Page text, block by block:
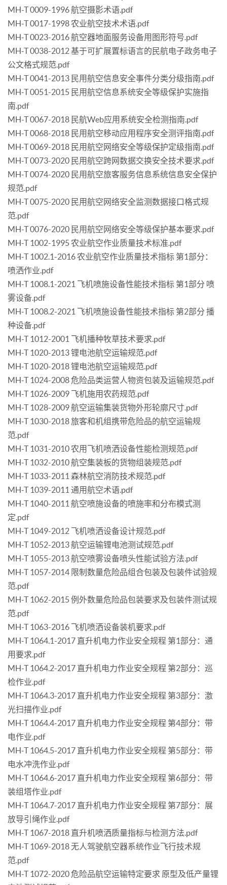
MH-T 0009-1996 航空摄影术语.pdf
MH-T 0017-1998 农业航空技术术语.pdf
MH-T 0023-2016 航空器地面服务设备用图形符号.pdf
MH-T 0038-2012 基于可扩展置标语言的民航电子政务电子
公文格式规范.pdf
MH-T 0041-2013 民用航空信息安全事件分类分级指南.pdf
MH-T 0051-2015 民用航空信息系统安全等级保护实施指
南.pdf
MH-T 0067-2018 民航Web应用系统安全检测指南.pdf
MH-T 0068-2018 民用航空移动应用程序安全测评指南.pdf
MH-T 0069-2018 民用航空网络安全等级保护定级指南.pdf
MH-T 0073-2020 民用航空跨网数据交换安全技术要求.pdf
MH-T 0074-2020 民用航空旅客服务信息系统信息安全保护
规范.pdf
MH-T 0075-2020 民用航空网络安全监测数据接口格式规
范.pdf
MH-T 0076-2020 民用航空网络安全等级保护基本要求.pdf
MH-T 1002-1995 农业航空作业质量技术标准.pdf
MH-T 1002.1-2016 农业航空作业质量技术指标 第1部分：
喷洒作业.pdf
MH-T 1008.1-2021 飞机喷施设备性能技术指标 第1部分 喷
雾设备.pdf
MH-T 1008.2-2021 飞机喷施设备性能技术指标 第2部分 播
种设备.pdf
MH-T 1012-2001 飞机播种牧草技术要求.pdf
MH-T 1020-2013 锂电池航空运输规范.pdf
MH-T 1020-2018 锂电池航空运输规范.pdf
MH-T 1024-2008 危险品类运营人物资包装及运输规范.pdf
MH-T 1026-2009 飞机施用农药规范.pdf
MH-T 1028-2009 航空运输集装货物外形轮廓尺寸.pdf
MH-T 1030-2018 旅客和机组携带危险品的航空运输规
范.pdf
MH-T 1031-2010 农用飞机喷洒设备性能检测规范.pdf
MH-T 1032-2010 航空集装板的货物组装规范.pdf
MH-T 1033-2011 森林航空消防技术规范.pdf
MH-T 1039-2011 通用航空术语.pdf
MH-T 1040-2011 航空喷施设备的喷施率和分布模式测
定.pdf
MH-T 1049-2012 飞机喷洒设备设计规范.pdf
MH-T 1052-2013 航空运输锂电池测试规范.pdf
MH-T 1055-2013 航空喷雾设备喷头性能试验方法.pdf
MH-T 1057-2014 限制数量危险品组合包装及包装件试验规
范.pdf
MH-T 1062-2015 例外数量危险品包装要求及包装件测试规
范.pdf
MH-T 1063-2016 飞机喷洒设备装机要求.pdf
MH-T 1064.1-2017 直升机电力作业安全规程 第1部分：通
用要求.pdf
MH-T 1064.2-2017 直升机电力作业安全规程 第2部分：巡
检作业.pdf
MH-T 1064.3-2017 直升机电力作业安全规程 第3部分：激
光扫描作业.pdf
MH-T 1064.4-2017 直升机电力作业安全规程 第4部分：带
电作业.pdf
MH-T 1064.5-2017 直升机电力作业安全规程 第5部分：带
电水冲洗作业.pdf
MH-T 1064.6-2017 直升机电力作业安全规程 第6部分：带
装组塔作业.pdf
MH-T 1064.7-2017 直升机电力作业安全规程 第7部分：展
放导引绳作业.pdf
MH-T 1067-2018 直升机喷洒质量指标与检测方法.pdf
MH-T 1069-2018 无人驾驶航空器系统作业飞行技术规
范.pdf
MH-T 1072-2020 危险品航空运输特定要求 原型及低产量锂